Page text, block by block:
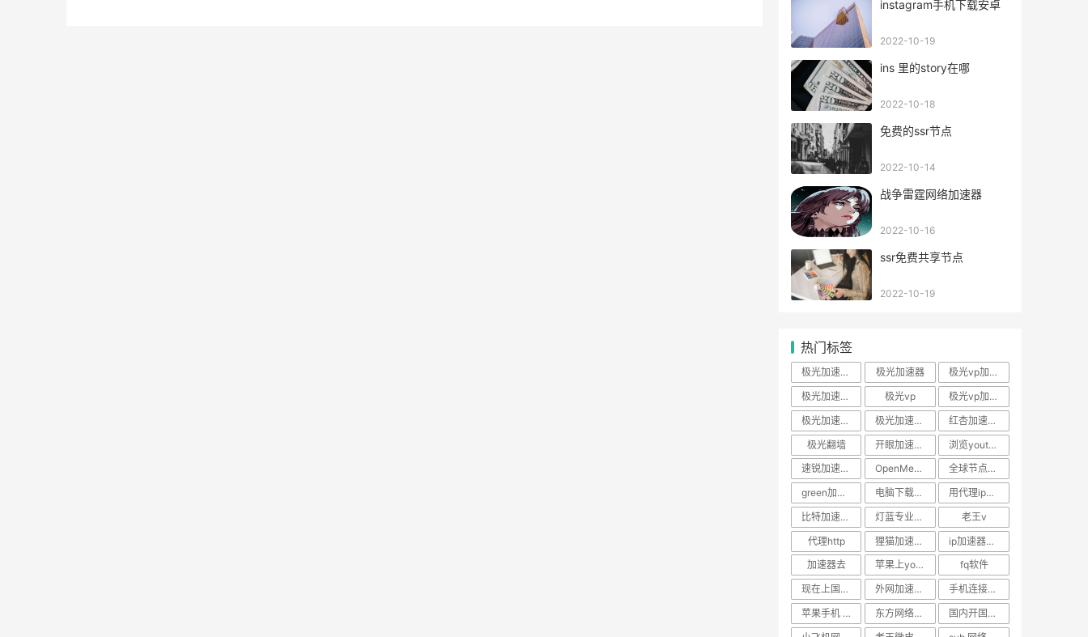
instagram手机下载安卓
2022-10-19
ins 里的story在哪
2022-10-18
免费的ssr节点
2022-10-14
战争雷霆网络加速器
2022-10-16
ssr免费共享节点
2022-10-19
热门标签
极光加速器官方网站 极光加速器
极光vp加速器
极光加速器下载官网
极光vp
极光vp加速器下载
极光加速器ios
极光加速器官网
红杏加速器下载官方
极光翻墙
开眼加速器官网
浏览youtube加速器推荐
速锐加速ssr官网
OpenMediaVault
全球节点加速器
green加速器下载
电脑下载ssr
用代理ip上网加速软件
比特加速器修改vip时长
灯蓝专业版免费 安卓
老王v
代理http
狸猫加速器安卓版
ip加速器破解
加速器去
苹果上youtube网站加速软件
fq软件
现在上国外的网站加速软件
外网加速器手机永久免费版
手机连接外国网络加速软件
苹果手机 vp
东方网络ssr购买
国内开国外网站加速软件